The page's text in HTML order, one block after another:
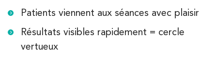
Patients viennent aux séances avec plaisir
Résultats visibles rapidement = cercle
vertueux